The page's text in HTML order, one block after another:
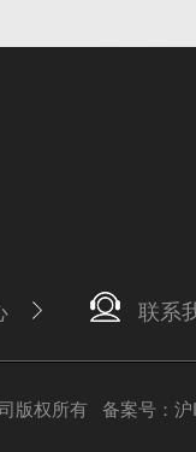
联系
版权所有 备案号：